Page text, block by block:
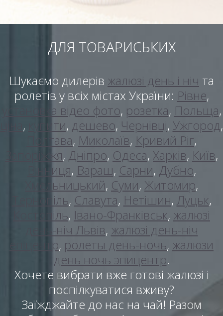
ДЛЯ ТОВАРИСЬКИХ
Шукаємо дилерів жалюзі день і ніч та
ролетів у всіх містах України: Рівне,
установка відео фото, розетка, Польща,
, купити, дешево, Чернівці, Ужгород,
Полтава, Миколаїв, Кривий Ріг,
Запоріжжя, Дніпро, Одеса, Харків, Київ,
Вінниця, Вараш, Сарни, Дубно,
Хмельницький, Суми, Житомир,
Тернопіль, Славута, Нетішин, Луцьк,
Костопіль, Івано-Франківськ, жалюзі
день-ніч Львів, жалюзі день-ніч
епіцентр, ролеты день-ночь, жалюзи
день ночь эпицентр.
Хочете вибрати вже готові жалюзі і
поспілкуватися вживу?
Заїжджайте до нас на чай! Разом